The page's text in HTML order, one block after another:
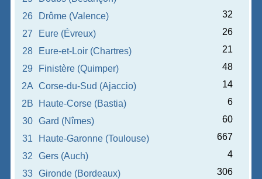
26
Drôme (Valence)
32
27
Eure (Évreux)
26
28
Eure-et-Loir (Chartres)
21
29
Finistère (Quimper)
48
2A Corse-du-Sud (Ajaccio)
14
2B
Haute-Corse (Bastia)
6
30
Gard (Nîmes)
60
31
Haute-Garonne (Toulouse)
667
32
Gers (Auch)
4
33
Gironde (Bordeaux)
306